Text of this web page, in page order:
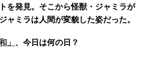
を発見。そこから怪獣・ジャミラが
ャミラは人間が変貌した姿だった。
」 、今日は何の日？